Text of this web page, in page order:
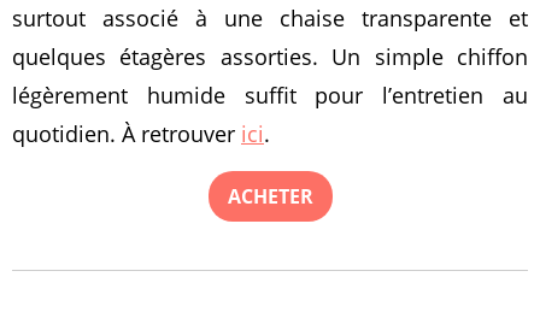
surtout associé à une chaise transparente et
quelques étagères assorties. Un simple chiffon
légèrement humide suffit pour l’entretien au
quotidien. À retrouver ici.
ACHETER